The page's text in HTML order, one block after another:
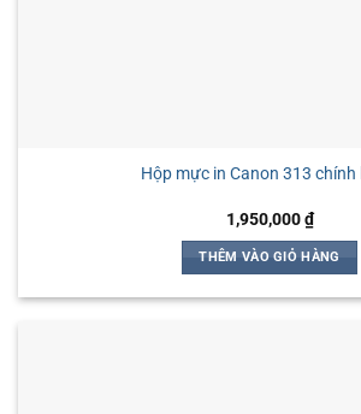
Hộp mực in Canon 313 chính
1,950,000₫
THÊM VÀO GIỎ HÀNG